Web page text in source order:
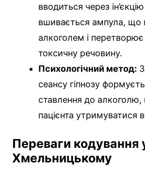
вводиться через
вшивається ампула, що
алкоголем і перетворює
токсичну речовину.
Психологічний метод:
сеансу гіпнозу
ставлення до
пацієнта утримуватися
Переваги кодування
Хмельницькому